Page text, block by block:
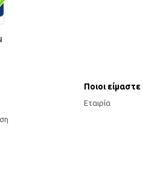
Ποιοι είμαστε
Εταιρία